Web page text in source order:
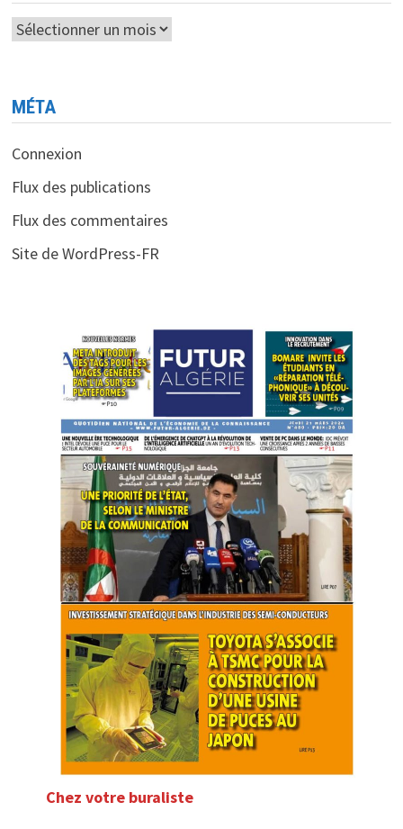
Archives
MÉTA
Connexion
Flux des publications
Flux des commentaires
Site de WordPress-FR
Chez votre buraliste